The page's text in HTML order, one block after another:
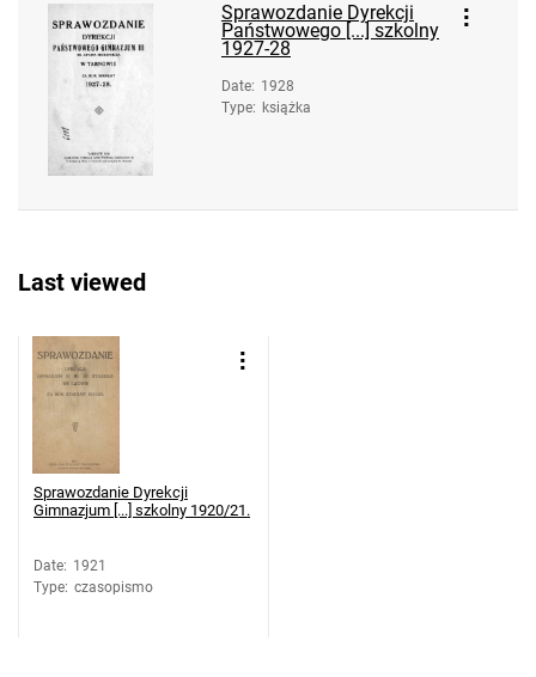
Sprawozdanie Dyrekcji
Państwowego [...] szkolny
1927-28
Date: 1928
Type: książka
Last viewed
Sprawozdanie Dyrekcji
Gimnazjum [...] szkolny 1920/21.
Date: 1921
Type: czasopismo